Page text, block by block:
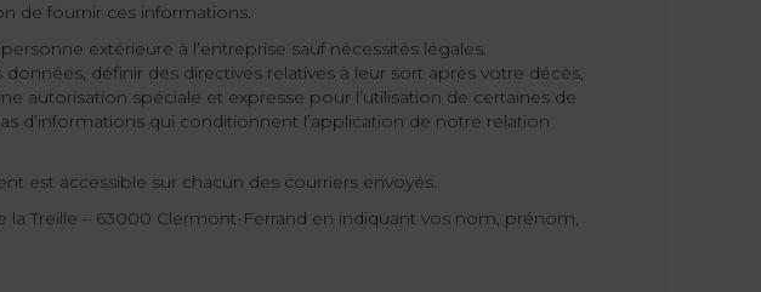
de fournir ces informations.
extérieure à l’entreprise sauf nécessités légales.
définir des directives relatives à leur sort après votre décès,
autorisation spéciale et expresse pour l’utilisation de certaines de
d’informations qui conditionnent l’application de notre relation
est accessible sur chacun des courriers envoyés.
Treille – 63000 Clermont-Ferrand en indiquant vos nom, prénom,